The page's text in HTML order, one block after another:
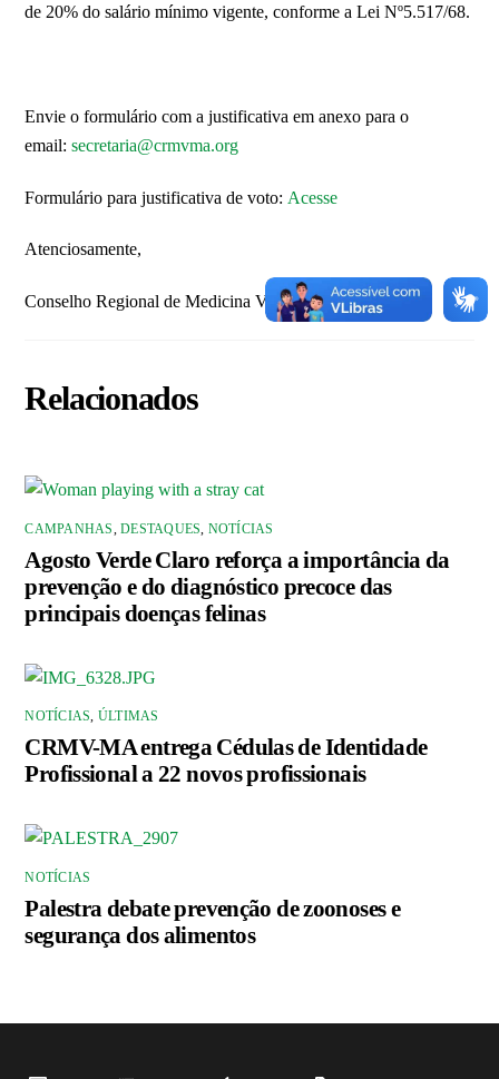
de 20% do salário mínimo vigente, conforme a Lei Nº5.517/68.
Envie o formulário com a justificativa em anexo para o
email:secretaria@crmvma.org
Formulário para justificativa de voto: Acesse
Atenciosamente,
Conselho Regional de Medicina Veterinária do Maranhão
Relacionados
CAMPANHAS ,DESTAQUES NOTÍCIAS
Agosto Verde Claro reforça a importância da
prevenção e do diagnóstico precoce das
principais doenças felinas
NOTÍCIAS, ÚLTIMAS
CRMV-MA entrega Cédulas de Identidade
Profissional a 22 novos profissionais
NOTÍCIAS
Palestra debate prevenção de zoonoses e
segurança dos alimentos